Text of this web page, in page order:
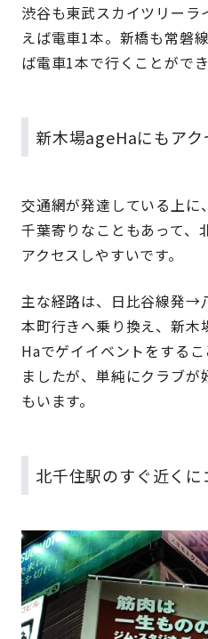
渋谷も東武スカイツリーラ
えば電車1本。新橋も常磐
ば電車1本で行くことができ
新木場ageHaにもア
交通網が発達している上に
千葉寄りなこともあって、
アクセスしやすいです。
主な経路は、日比谷線発→
本町行きへ乗り換え、新木
Haでゲイイベントをする
ましたが、単純にクラブ
もいます。
北千住駅のすぐ近く